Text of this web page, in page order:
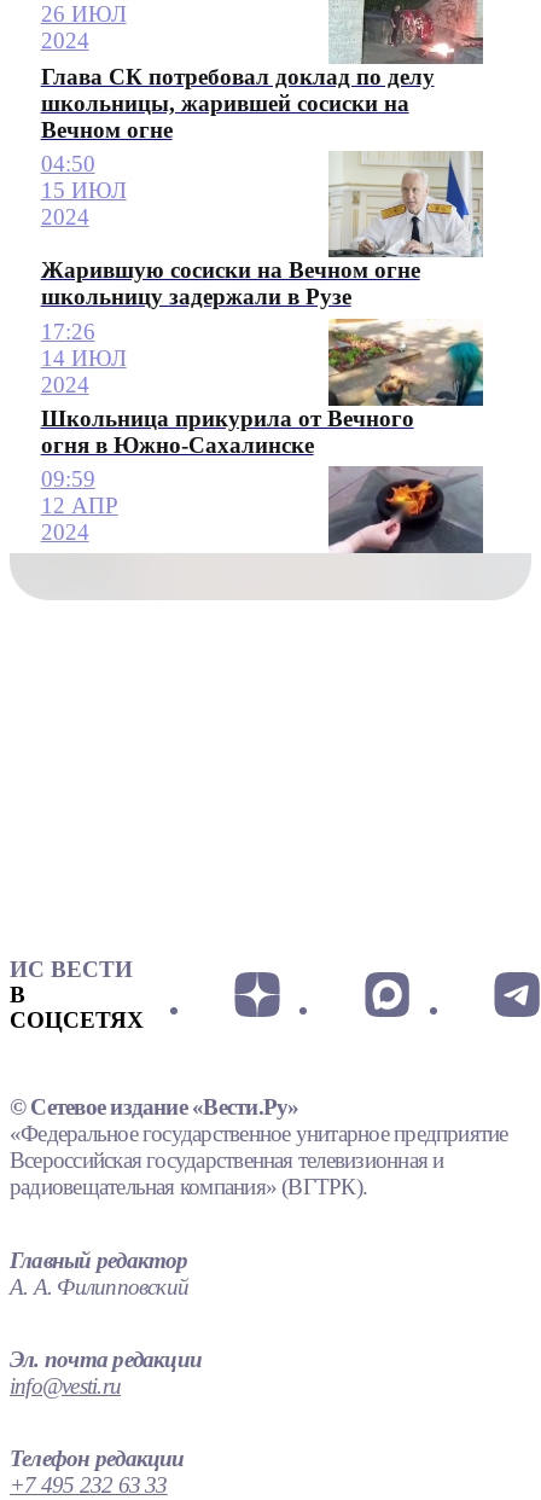
26 ИЮЛ
2024
Глава СК потребовал доклад по делу
школьницы, жарившей сосиски на
Вечном огне
04:50
15 ИЮЛ
2024
Жарившую сосиски на Вечном огне
школьницу задержали в Рузе
17:26
14 ИЮЛ
2024
Школьница прикурила от Вечного
огня в Южно-Сахалинске
09:59
12 АПР
2024
ИС ВЕСТИ
В
СОЦСЕТЯХ
© Сетевое издание «Вести.Ру»
«Федеральное государственное унитарное предприятие
Всероссийская государственная телевизионная и
радиовещательная компания» (ВГТРК).
Главный редактор
А. А. Филипповский
Эл. почта редакции
info@vesti.ru
Телефон редакции
+7 495 232 63 33